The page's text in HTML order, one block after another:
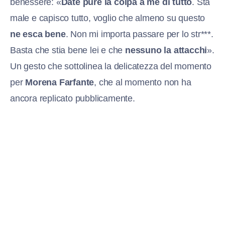
benessere: «Date pure la colpa a me di tutto. Sta
male e capisco tutto, voglio che almeno su questo
ne esca bene. Non mi importa passare per lo str***.
Basta che stia bene lei e che nessuno la attacchi».
Un gesto che sottolinea la delicatezza del momento
per Morena Farfante, che al momento non ha
ancora replicato pubblicamente.